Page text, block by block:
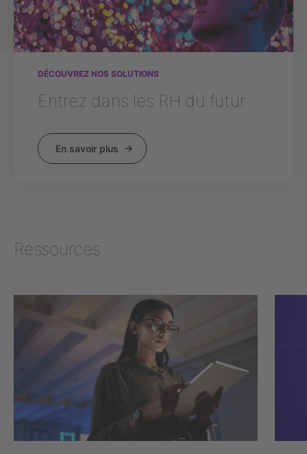
DÉCOUVREZ NOS SOLUTIONS
Entrez dans les RH du futur
En savoir plus
Ressources